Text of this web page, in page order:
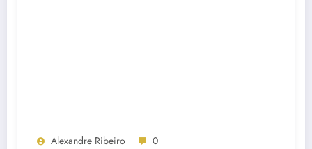
Alexandre Ribeiro 0